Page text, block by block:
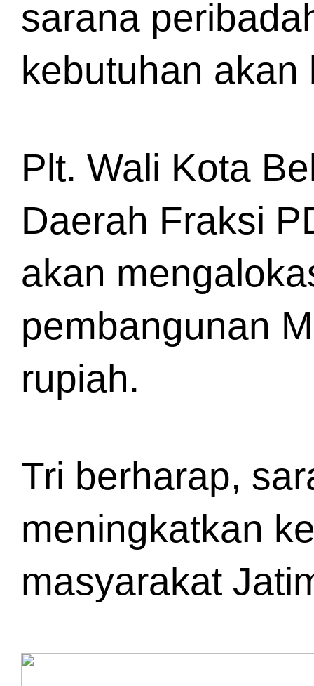
sarana
kebutuhan akan
Plt. Wali Kota
Daerah Fraksi
akan
pembangunan
rupiah.
Tri berharap,
meningkatkan
masyarakat